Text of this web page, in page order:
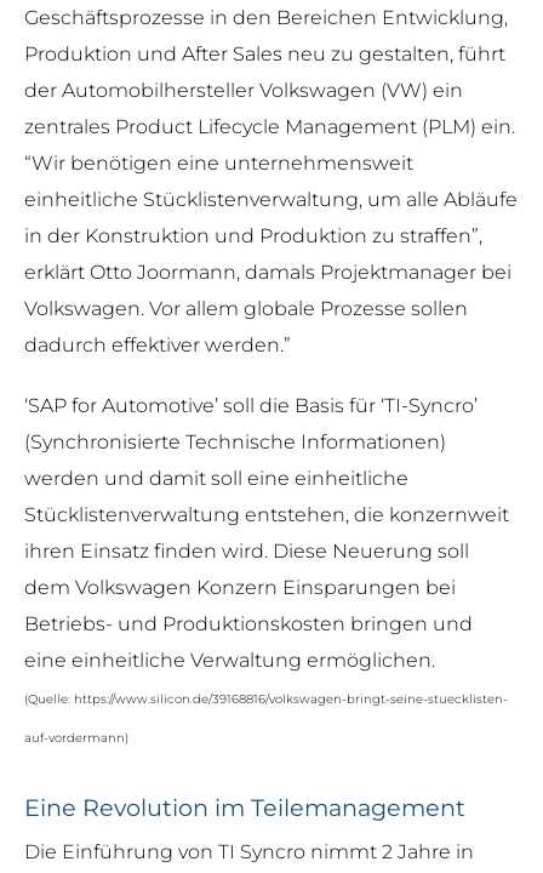
Geschäftsprozesse in den Bereichen Entwicklung,
Produktion und After Sales neu zu gestalten, führt
der Automobilhersteller Volkswagen (VW) ein
zentrales Product Lifecycle Management (PLM) ein.
“Wir benötigen eine unternehmensweit
einheitliche Stücklistenverwaltung, um alle Abläufe
in der Konstruktion und Produktion zu straffen”,
erklärt Otto Joormann, damals Projektmanager bei
Volkswagen. Vor allem globale Prozesse sollen
dadurch effektiver werden.”
‘SAP for Automotive’ soll die Basis für ‘TI-Syncro’
(Synchronisierte Technische Informationen)
werden und damit soll eine einheitliche
Stücklistenverwaltung entstehen, die konzernweit
ihren Einsatz finden wird. Diese Neuerung soll
dem Volkswagen Konzern Einsparungen bei
Betriebs- und Produktionskosten bringen und
eine einheitliche Verwaltung ermöglichen.
(Quelle: https://www.silicon.de/39168816/volkswagen-bringt-seine-stuecklisten-
auf-vordermann)
Eine Revolution im Teilemanagement
Die Einführung von TI Syncro nimmt 2 Jahre in